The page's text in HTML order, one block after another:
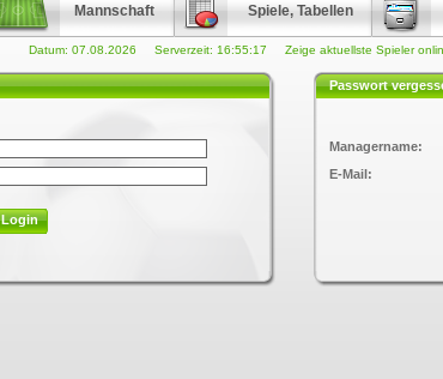
Mannschaft Spiele, Tabellen
Datum: 07.08.2026 Serverzeit: 16:55:17 Zeige aktuellste Spieler
Login
Passwort
Managername:
E-Mail: